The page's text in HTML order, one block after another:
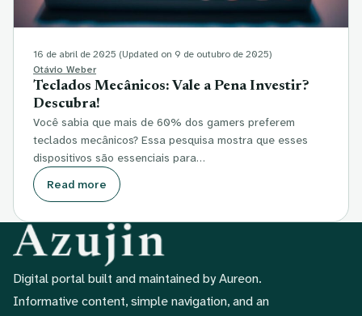
16 de abril de 2025 (Updated on 9 de outubro de 2025)
Otávio Weber
Teclados Mecânicos: Vale a Pena Investir?
Descubra!
Você sabia que mais de 60% dos gamers preferem
teclados mecânicos? Essa pesquisa mostra que esses
dispositivos são essenciais para…
Read more
Digital portal built and maintained by Aureon.
Informative content, simple navigation, and an